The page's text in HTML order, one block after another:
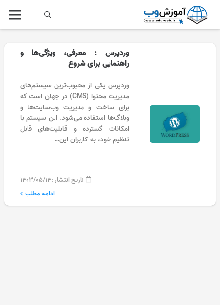
وردپرس : معرفی، ویژگی‌ها و
راهنمایی برای شروع
وردپرس یکی از محبوب‌ترین سیستم‌های
مدیریت محتوا (CMS) در جهان است که
برای ساخت و مدیریت وب‌سایت‌ها و
وبلاگ‌ها استفاده می‌شود. این سیستم با
امکانات گسترده و قابلیت‌های قابل
تنظیم خود، به کاربران این…
تاریخ انتشار :۱۴۰۳/۰۵/۱۴
ادامه مطلب